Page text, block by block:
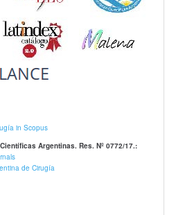
in Scopus
Argentinas. Res. Nº 0772/17.:
de Cirugía